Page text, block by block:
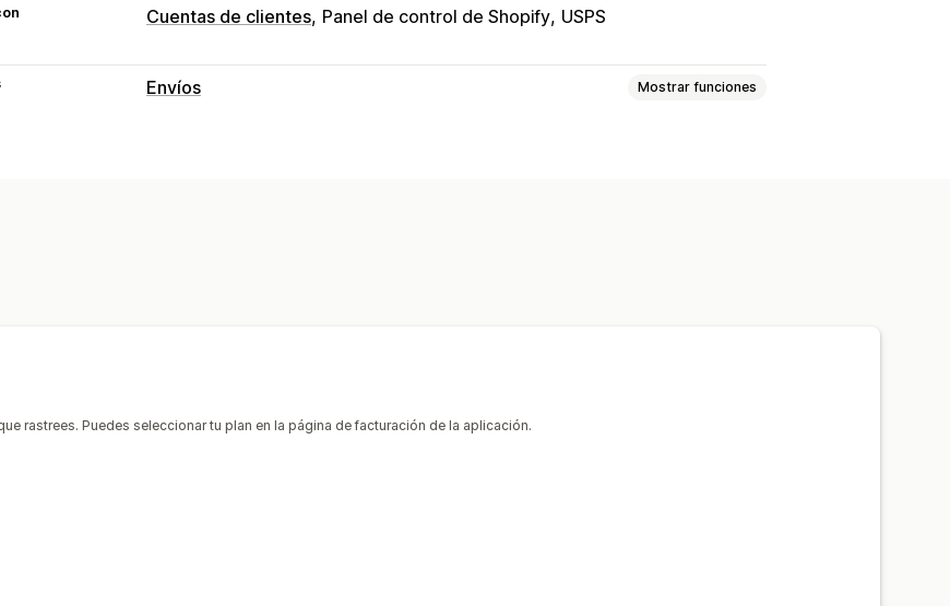
Cuentas de clientes Panel de control de Shopify USPS
Envíos Mostrar funciones
rastrees. Puedes seleccionar tu plan en la página de facturación de la aplicación.